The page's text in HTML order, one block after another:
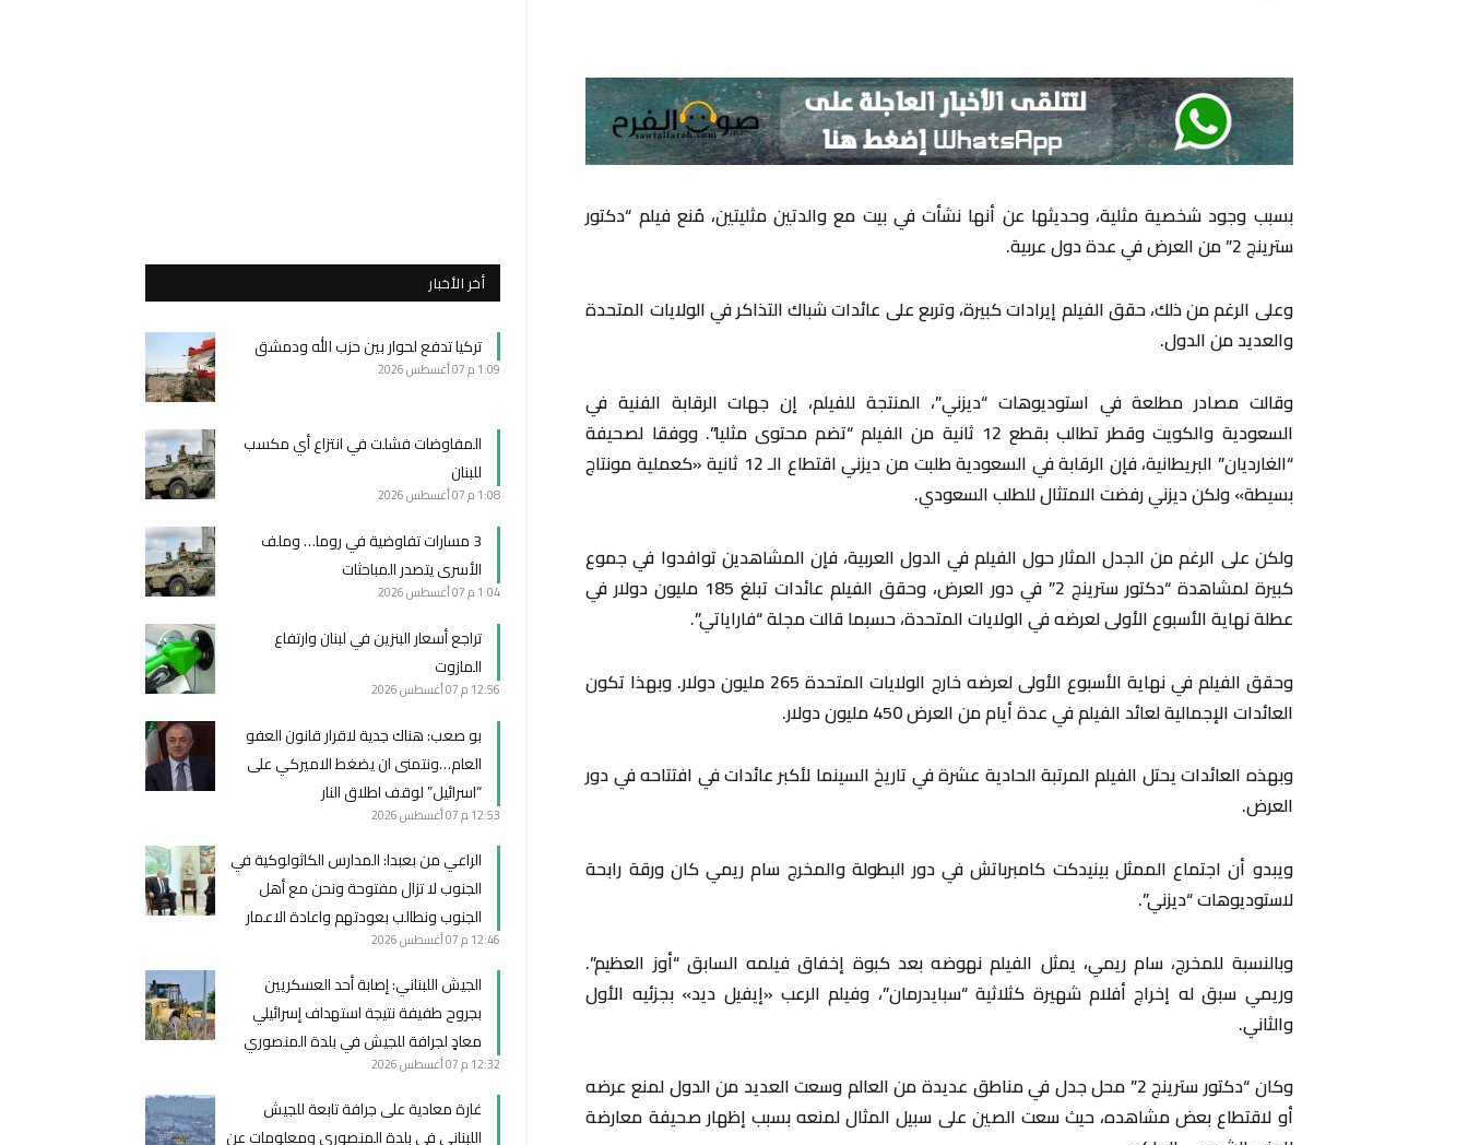
بسبب وجود شخصية مثلية، وحديثها عن أنها نشأت في بيت مع والدتين مثليتين، مُنع فيلم “دكتور
سترينج 2” من العرض في عدة دول عربية.
وعلى الرغم من ذلك، حقق الفيلم إيرادات كبيرة، وتربع على عائدات شباك التذاكر في الولايات المتحدة
والعديد من الدول.
وقالت مصادر مطلعة في استوديوهات “ديزني”، المنتجة للفيلم، إن جهات الرقابة الفنية في
السعودية والكويت وقطر تطالب بقطع 12 ثانية من الفيلم “تضم محتوى مثليا”. ووفقا لصحيفة
“الغارديان” البريطانية، فإن الرقابة في السعودية طلبت من ديزني اقتطاع الـ 12 ثانية «كعملية مونتاج
بسيطة» ولكن ديزني رفضت الامتثال للطلب السعودي.
ولكن على الرغم من الجدل المثار حول الفيلم في الدول العربية، فإن المشاهدين توافدوا في جموع
كبيرة لمشاهدة “دكتور سترينج 2” في دور العرض، وحقق الفيلم عائدات تبلغ 185 مليون دولار في
عطلة نهاية الأسبوع الأولى لعرضه في الولايات المتحدة، حسبما قالت مجلة “فاراياتي”.
وحقق الفيلم في نهاية الأسبوع الأولى لعرضه خارج الولايات المتحدة 265 مليون دولار. وبهذا تكون
العائدات الإجمالية لعائد الفيلم في عدة أيام من العرض 450 مليون دولار.
وبهذه العائدات يحتل الفيلم المرتبة الحادية عشرة في تاريخ السينما لأكبر عائدات في افتتاحه في دور
العرض.
ويبدو أن اجتماع الممثل بينيدكت كامبرباتش في دور البطولة والمخرج سام ريمي كان ورقة رابحة
لاستوديوهات “ديزني”.
وبالنسبة للمخرج، سام ريمي، يمثل الفيلم نهوضه بعد كبوة إخفاق فيلمه السابق “أوز العظيم”.
وريمي سبق له إخراج أفلام شهيرة كثلاثية “سبايدرمان”، وفيلم الرعب «إيفيل ديد» بجزئيه الأول
والثاني.
وكان “دكتور سترينج 2” محل جدل في مناطق عديدة من العالم وسعت العديد من الدول لمنع عرضه
أو لاقتطاع بعض مشاهده، حيث سعت الصين على سبيل المثال لمنعه بسبب إظهار صحيفة معارضة
أخر الأخبار
تركيا تدفع لحوار بين حزب الله ودمشق
1:09 م 07 أغسطس 2026
المفاوضات فشلت في انتزاع أي مكسب
للبنان
1:08 م 07 أغسطس 2026
3 مسارات تفاوضية في روما… وملف
الأسرى يتصدر المباحثات
1:04 م 07 أغسطس 2026
تراجع أسعار البنزين في لبنان وارتفاع
المازوت
12:56 م 07 أغسطس 2026
بو صعب: هناك جدية لاقرار قانون العفو
العام…ونتمنى ان يضغط الاميركي على
“اسرائيل” لوقف اطلاق النار
12:53 م 07 أغسطس 2026
الراعي من بعبدا: المدارس الكاثولوكية في
الجنوب لا تزال مفتوحة ونحن مع أهل
الجنوب ونطالب بعودتهم واعادة الاعمار
12:46 م 07 أغسطس 2026
الجيش اللبناني: ‏إصابة أحد العسكريين
بجروح طفيفة نتيجة استهداف إسرائيلي
معادٍ لجرافة للجيش في بلدة المنصوري
12:32 م 07 أغسطس 2026
غارة معادية على جرافة تابعة للجيش
اللبناني في بلدة المنصوري ومعلومات عن